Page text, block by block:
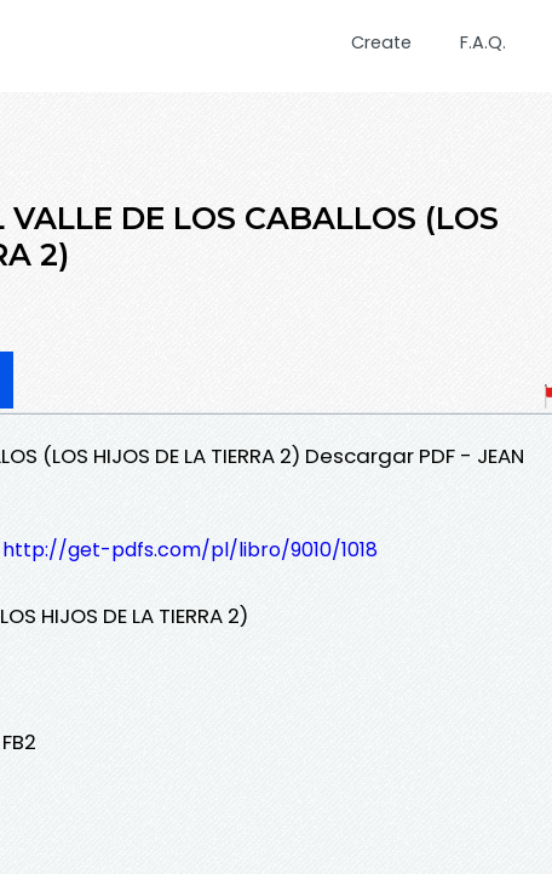
Create F.A.Q.
DE LOS CABALLOS (LOS
2)
(LOS HIJOS DE LA TIERRA 2) Descargar PDF - JEAN
http://get-pdfs.com/pl/libro/9010/1018
HIJOS DE LA TIERRA 2)